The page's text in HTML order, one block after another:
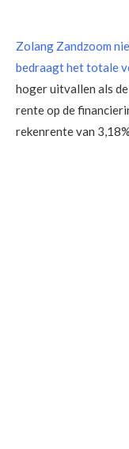
Zolang Zandzoom
bedraagt het totale
hoger uitvallen als
rente op de
rekenrente van